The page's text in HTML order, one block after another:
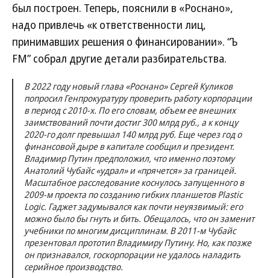
был построен. Теперь, пояснили в «Роснано»,
надо привлечь «к ответственности лиц,
принимавших решения о финансировании». “Ъ
FM” собрал другие детали разбирательства.
В 2022 году новый глава «Роснано» Сергей Куликов
попросил Генпрокуратуру проверить работу корпорации
в период с 2010-х. По его словам, объем ее внешних
заимствований почти достиг 300 млрд руб., а к концу
2020-го долг превышал 140 млрд руб. Еще через год о
финансовой дыре в капитале сообщил и президент.
Владимир Путин предположил, что именно поэтому
Анатолий Чубайс «удрал» и «прячется» за границей.
Масштабное расследование коснулось запущенного в
2009-м проекта по созданию гибких планшетов Plastic
Logic. Гаджет задумывался как почти неуязвимый: его
можно было бы гнуть и бить. Обещалось, что он заменит
учебники по многим дисциплинам. В 2011-м Чубайс
презентовал прототип Владимиру Путину. Но, как позже
он признавался, госкорпорации не удалось наладить
серийное производство.